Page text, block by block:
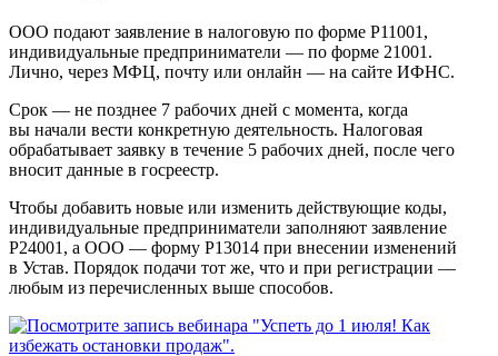
ООО подают заявление в налоговую по форме Р11001,
индивидуальные предприниматели — по форме 21001.
Лично, через МФЦ, почту или онлайн — на сайте ИФНС.
Срок — не позднее 7 рабочих дней с момента, когда
вы начали вести конкретную деятельность. Налоговая
обрабатывает заявку в течение 5 рабочих дней, после чего
вносит данные в госреестр.
Чтобы добавить новые или изменить действующие коды,
индивидуальные предприниматели заполняют заявление
Р24001, а ООО — форму Р13014 при внесении изменений
в Устав. Порядок подачи тот же, что и при регистрации —
любым из перечисленных выше способов.